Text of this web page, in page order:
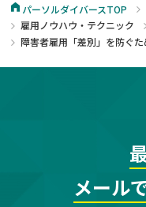
パーソルダイバースTOP
雇用ノウハウ・テクニック
障害者雇用「差別」を防ぐ
メール